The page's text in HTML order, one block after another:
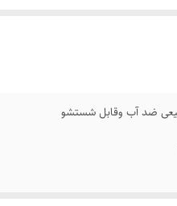
ضد آب وقابل شستشو